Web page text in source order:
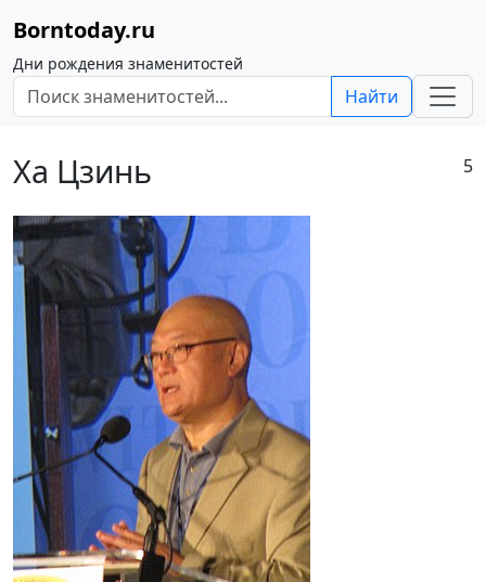
Borntoday.ru
Дни рождения знаменитостей
Найти
Ха Цзинь 5